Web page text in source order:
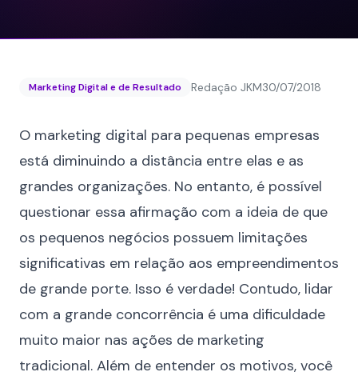
Marketing Digital e de Resultado Redação JKM30/07/2018
O marketing digital para pequenas empresas
está diminuindo a distância entre elas e as
grandes organizações. No entanto, é possível
questionar essa afirmação com a ideia de que
os pequenos negócios possuem limitações
significativas em relação aos empreendimentos
de grande porte. Isso é verdade! Contudo, lidar
com a grande concorrência é uma dificuldade
muito maior nas ações de marketing
tradicional. Além de entender os motivos, você